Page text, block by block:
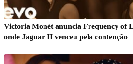
Victoria Monét anuncia Frequency of
onde Jaguar II venceu pela contenção